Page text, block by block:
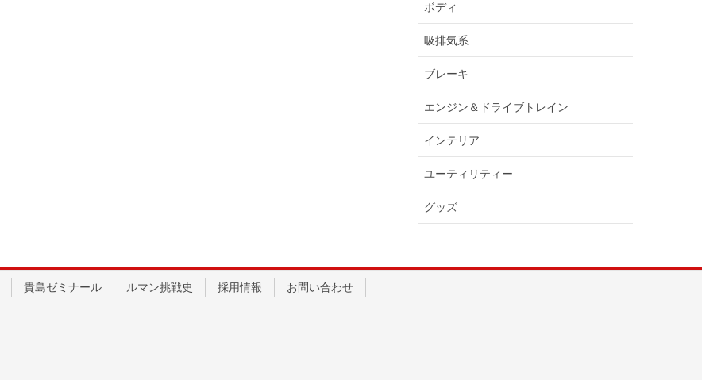
ボディ
吸排気系
ブレーキ
エンジン＆ドライブトレイン
インテリア
ユーティリティー
グッズ
貴島ゼミナール ルマン挑戦史 採用情報 お問い合わせ